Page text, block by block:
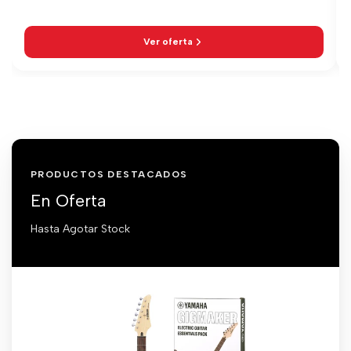
Ver oferta
PRODUCTOS DESTACADOS
En Oferta
Hasta Agotar Stock